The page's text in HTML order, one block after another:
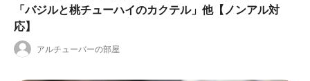
「バジルと桃チューハイのカクテル」他【ノンアル対
応】
アルチューバーの部屋